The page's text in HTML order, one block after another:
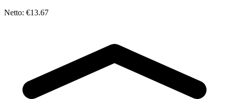
Netto: €13.67